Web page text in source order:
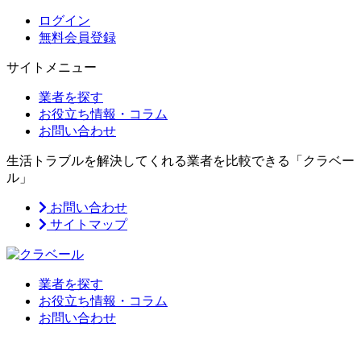
ログイン
無料会員登録
サイトメニュー
業者を探す
お役立ち情報・コラム
お問い合わせ
生活トラブルを解決してくれる業者を比較できる「クラベー
ル」
お問い合わせ
サイトマップ
業者を探す
お役立ち情報・コラム
お問い合わせ